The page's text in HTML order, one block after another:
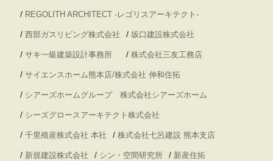
/ REGOLITH ARCHITECT -レゴリスアーキテクト-
/ 西部ガスリビング株式会社 / 坂口建設株式会社
/ サキ一級建築設計事務所 / 株式会社三友工務店
/ サイエンスホーム熊本店/株式会社 伸和住拓
/ シアーズホームグループ 株式会社シアーズホーム
/ シーズグロースアーキテクト株式会社
/ 千里殖産株式会社 本社 / 株式会社七呂建設 熊本支店
/ 新規建設株式会社 / シン・空間研究所 / 新産住拓